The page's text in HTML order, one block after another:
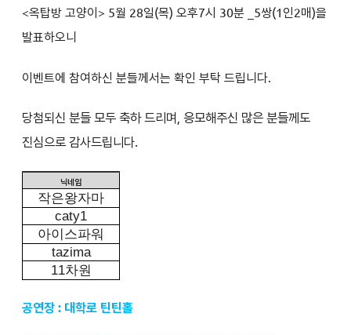
<옥탑방 고양이 > 5월 28일(목) 오후7시 30분
_5쌍(1인2매)을
발표하오니
이벤트에 참여하신 분들께서는 확인 부탁 드립니다.
당첨되신 분들 모두 축하 드리며, 응모해주신 많은 분들께도
진심으로 감사드립니다.
닉네임
작은왕자마
caty1
아이스파워
tazima
11차원
공연장 : 대학로 틴틴홀